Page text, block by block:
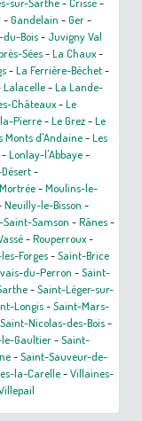
sur-Sarthe-Crissé-
-Gandelain -Ger-
du-Bois- Juvigny Val
Sées-La Chaux-
-La Ferrière-Béchet-
Lalacelle-La Lande-
Châteaux-Le
Pierre-Le Grez-Le
Monts d'Andaine-Les
-Lonlay-l'Abbaye-
-
Mortrée-Moulins-le-
Neuilly-le-Bisson -
Samson -Rânes-
-Rouperroux-
Forges-Saint-Brice
du-Perron -Saint-
-Saint-Léger-sur-
Longis-Saint-Mars-
Saint-Nicolas-des-Bois-
Gaultier-Saint-
-Saint-Sauveur-de-
la-Carelle-Villaines-